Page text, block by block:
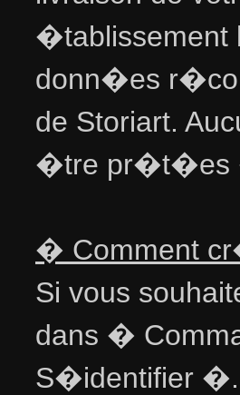
�tablissement
donn�es
de Storiart.
�tre pr�t�es
� Comment
Si vous
dans �
S�identifier �.